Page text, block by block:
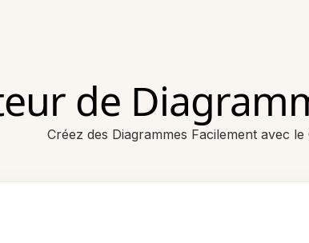
de
Créez des Diagrammes Facilement avec